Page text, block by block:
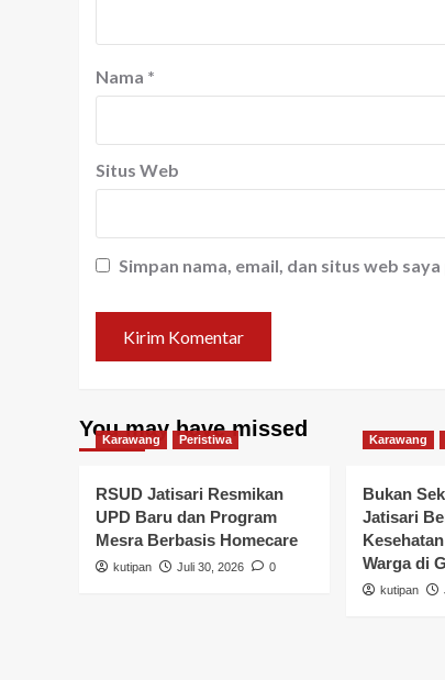
Nama *
Situs Web
Simpan nama, email, dan situs web
You may have missed
Karawang Peristiwa
RSUD Jatisari Resmikan
UPD Baru dan Program
Mesra Berbasis Homecare
kutipan Juli 30, 2026 0
Karawang
Bukan
Jatisari
Warga di
kutipan